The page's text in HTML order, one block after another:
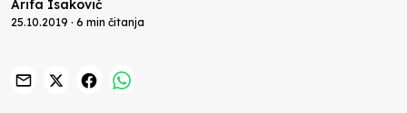
Arifa Isaković
25.10.2019 · 6 min čitanja